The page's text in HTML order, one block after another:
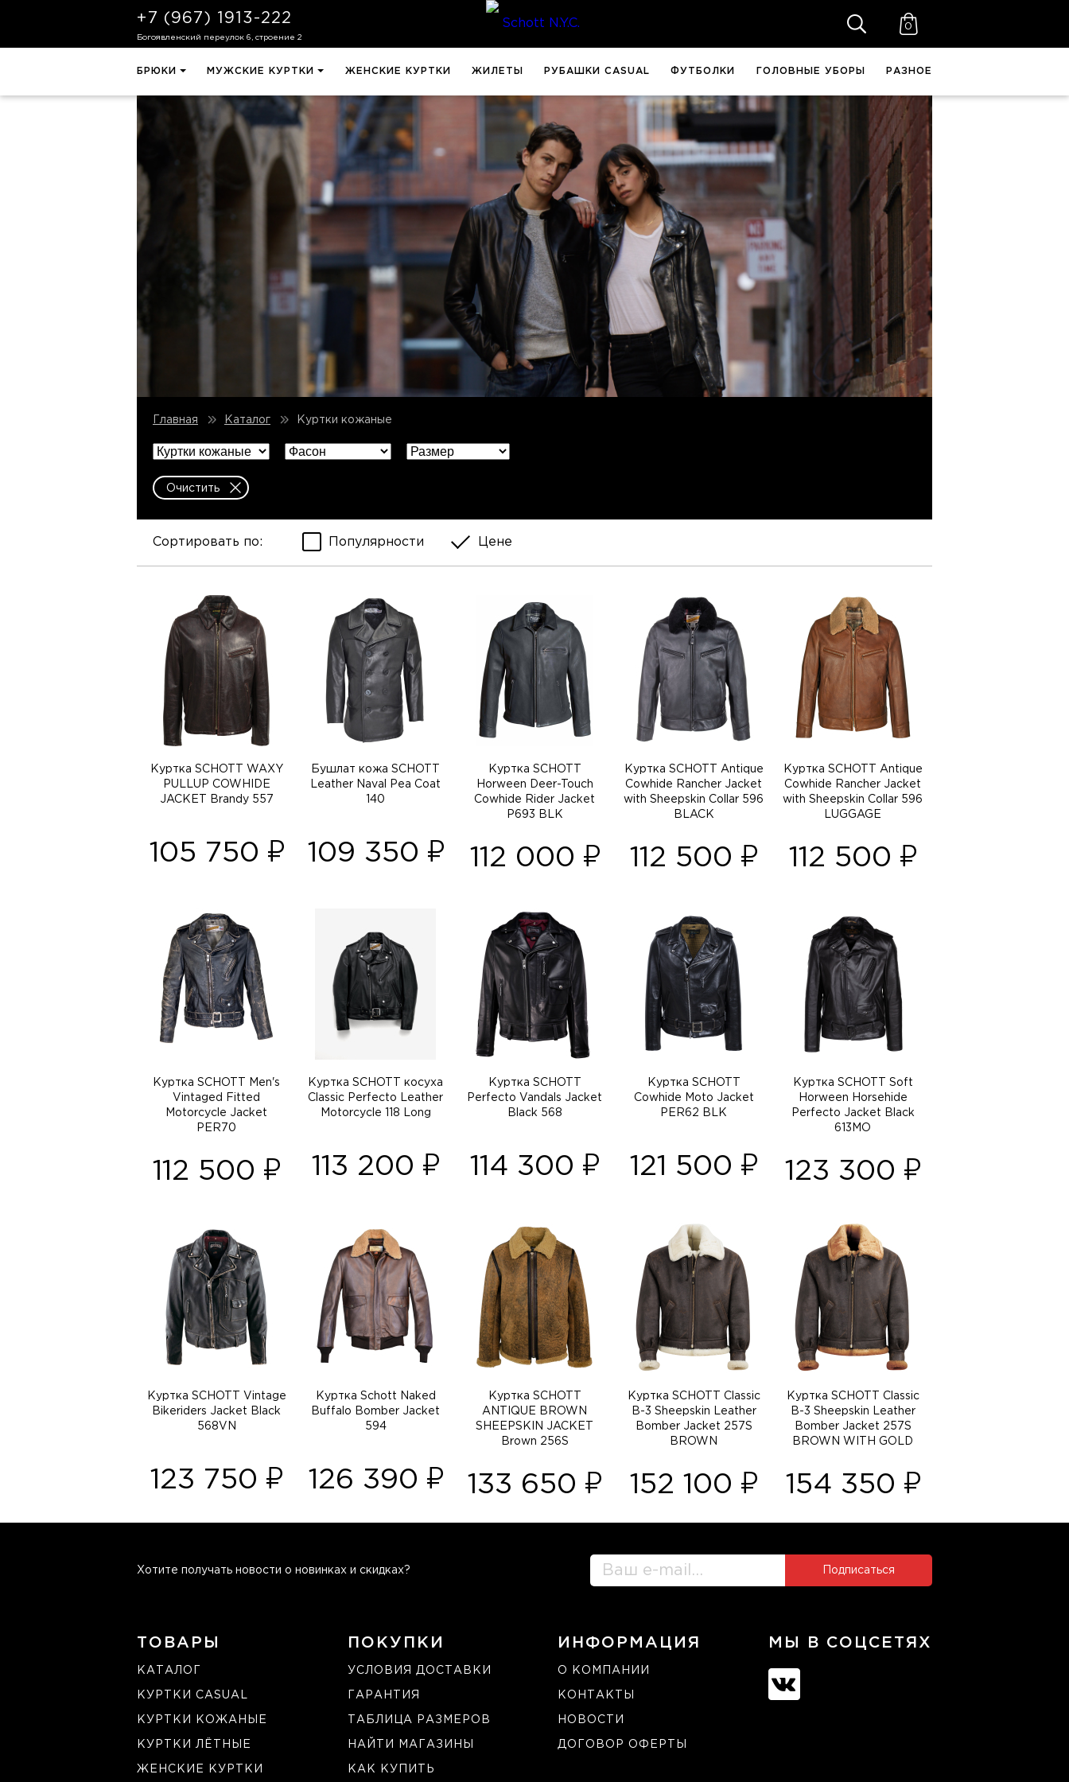
+7 (967) 1913-222
Богоявленский переулок 6, строение 2
0
БРЮКИ МУЖСКИЕ КУРТКИ ЖЕНСКИЕ КУРТКИ ЖИЛЕТЫ РУБАШКИ CASUAL ФУТБОЛКИ ГОЛОВНЫЕ УБОРЫ РАЗНОЕ
Главная Каталог Куртки кожаные
Очистить
Сортировать по: Популярности Цене
Куртка SCHOTT WAXY
PULLUP COWHIDE
JACKET Brandy 557
105 750
Бушлат кожа SCHOTT
Leather Naval Pea Coat
140
109 350
Куртка SCHOTT
Horween Deer-Touch
Cowhide Rider Jacket
P693 BLK
112 000
Куртка SCHOTT Antique
Cowhide Rancher Jacket
with Sheepskin Collar 596
BLACK
112 500
Куртка SCHOTT Antique
Cowhide Rancher Jacket
with Sheepskin Collar 596
LUGGAGE
112 500
Куртка SCHOTT Men's
Vintaged Fitted
Motorcycle Jacket
PER70
112 500
Куртка SCHOTT косуха
Classic Perfecto Leather
Motorcycle 118 Long
113 200
Куртка SCHOTT
Perfecto Vandals Jacket
Black 568
114 300
Куртка SCHOTT
Cowhide Moto Jacket
PER62 BLK
121 500
Куртка SCHOTT Soft
Horween Horsehide
Perfecto Jacket Black
613MO
123 300
Куртка SCHOTT Vintage
Bikeriders Jacket Black
568VN
123 750
Куртка Schott Naked
Buffalo Bomber Jacket
594
126 390
Куртка SCHOTT
ANTIQUE BROWN
SHEEPSKIN JACKET
Brown 256S
133 650
Куртка SCHOTT Classic
B-3 Sheepskin Leather
Bomber Jacket 257S
BROWN
152 100
Куртка SCHOTT Classic
B-3 Sheepskin Leather
Bomber Jacket 257S
BROWN WITH GOLD
154 350
Хотите получать новости о новинках и скидках?
ТОВАРЫ
КАТАЛОГ
КУРТКИ CASUAL
КУРТКИ КОЖАНЫЕ
КУРТКИ ЛЁТНЫЕ
ЖЕНСКИЕ КУРТКИ
ПОКУПКИ
УСЛОВИЯ ДОСТАВКИ
ГАРАНТИЯ
ТАБЛИЦА РАЗМЕРОВ
НАЙТИ МАГАЗИНЫ
КАК КУПИТЬ
ИНФОРМАЦИЯ
О КОМПАНИИ
КОНТАКТЫ
НОВОСТИ
ДОГОВОР ОФЕРТЫ
МЫ В СОЦСЕТЯХ